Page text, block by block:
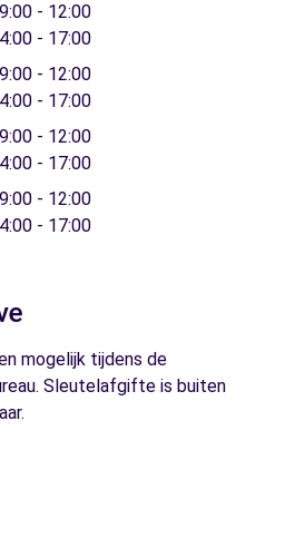
- 12:00
- 17:00
- 12:00
- 17:00
- 12:00
- 17:00
- 12:00
- 17:00
mogelijk tijdens de
Sleutelafgifte is buiten